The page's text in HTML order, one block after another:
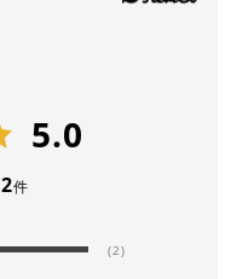
5.0
2件
(2)